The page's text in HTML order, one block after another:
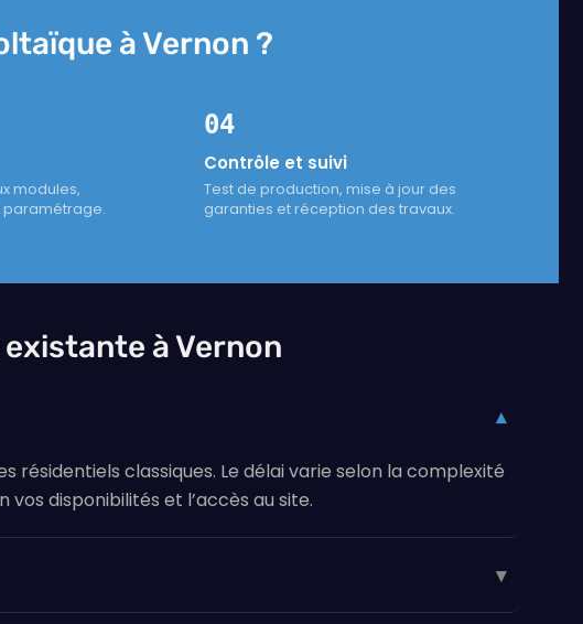
à Vernon ?
modules,
04
Contrôle et suivi
Test de production, mise à jour des
garanties et réception des travaux.
à Vernon
▾
résidentiels classiques. Le délai varie selon la complexité
disponibilités et l’accès au site.
▾